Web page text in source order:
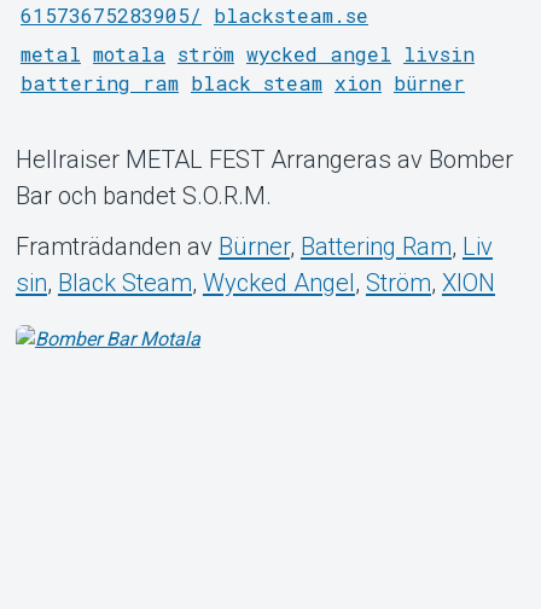
61573675283905/
blacksteam.se
metal motala ström wycked angel
livsin
battering ram black steam xion bürner
Hellraiser METAL FEST Arrangeras av Bomber
Bar och bandet S.O.R.M.
Framträdanden av Bürner, Battering Ram, Liv
sin, Black Steam, Wycked Angel, Ström, XION